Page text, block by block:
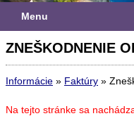
Menu
ZNEŠKODNENIE
Informácie » Faktúry »
Na tejto stránke sa